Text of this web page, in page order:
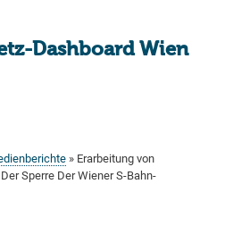
Inhalt
Dashboard Wien
Erarbeitung von
Sperre Der Wiener S-Bahn-